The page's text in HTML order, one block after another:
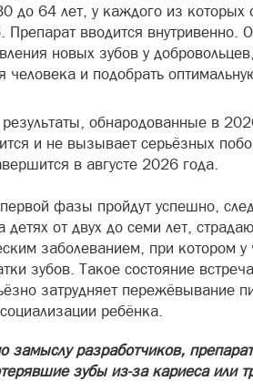
до 64 лет, у каждого из которых
Препарат вводится внутривенно.
новых зубов у
человека и подобрать
обнародованные в
и не вызывает серьёзных
в августе 2026 года.
фазы пройдут успешно,
детях от двух до семи лет,
заболеванием, при котором
зубов. Такое состояние
затрудняет пережёвывание
ребёнка.
замыслу разработчиков, препарат
зубы из-за кариеса или